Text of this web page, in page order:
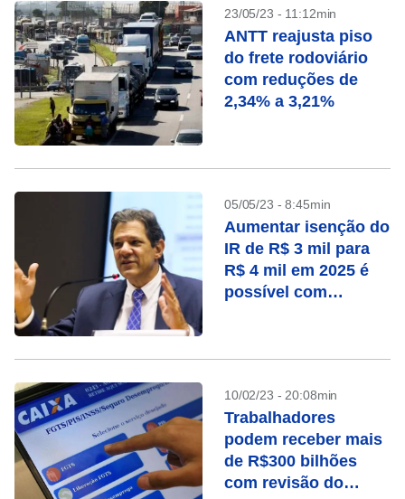
23/05/23 - 11:12min
ANTT reajusta piso
do frete rodoviário
com reduções de
2,34% a 3,21%
05/05/23 - 8:45min
Aumentar isenção do
IR de R$ 3 mil para
R$ 4 mil em 2025 é
possível com
10/02/23 - 20:08min
Trabalhadores
podem receber mais
de R$300 bilhões
com revisão do